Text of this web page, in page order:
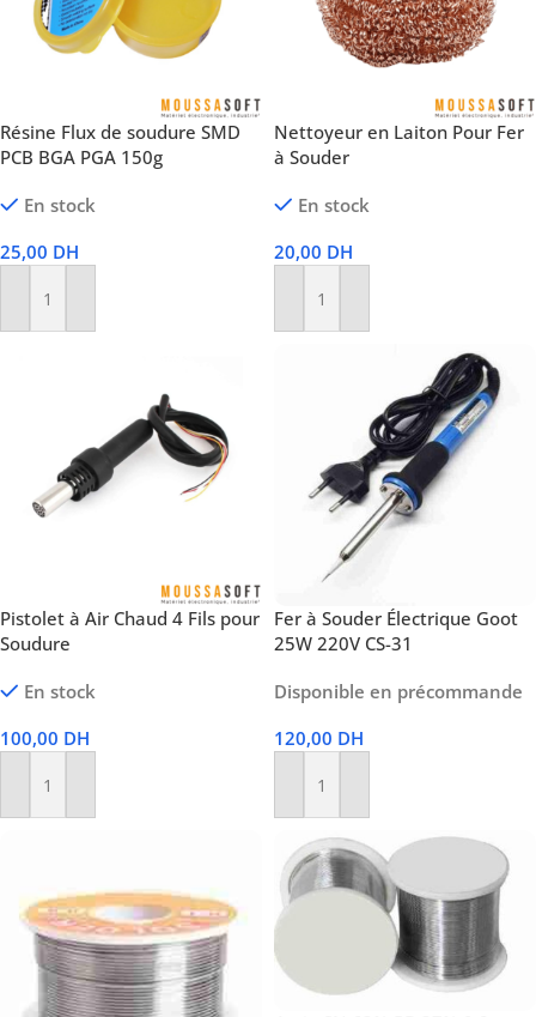
Résine Flux de soudure SMD
PCB BGA PGA 150g
En stock
25,00 DH
Ajouter Au Panier
Nettoyeur en Laiton Pour Fer
à Souder
En stock
20,00 DH
Ajouter Au Panier
Pistolet à Air Chaud 4 Fils pour
Soudure
En stock
100,00 DH
Ajouter Au Panier
Fer à Souder Électrique Goot
25W 220V CS-31
Disponible en précommande
120,00 DH
Ajouter Au Panier